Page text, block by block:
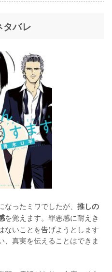
バレ
ったミワでしたが、 推しの
を覚えます。罪悪感に耐えき
ないことを告げようとします
、真実を伝えることはできま